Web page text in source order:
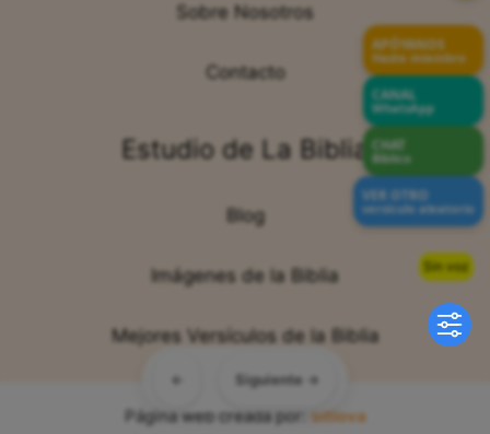
← Siguiente →
Sin voz
Sobre Nosotros
Contacto
Estudio de La Biblia
Blog
Imágenes de la Biblia
Mejores Versículos de la Biblia
Página web creada por:
Sitiova
APÓYANOS
Hazte miembro
CANAL
WhatsApp
CHAT
Bíblico
VER OTRO
versículo aleatorio